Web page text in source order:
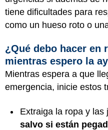
tiene dificultades para
como un hueso roto o
¿Qué debo hacer en
mientras espero la
Mientras espera a que
emergencia, inicie estos
Extraiga la ropa y las
salvo si están